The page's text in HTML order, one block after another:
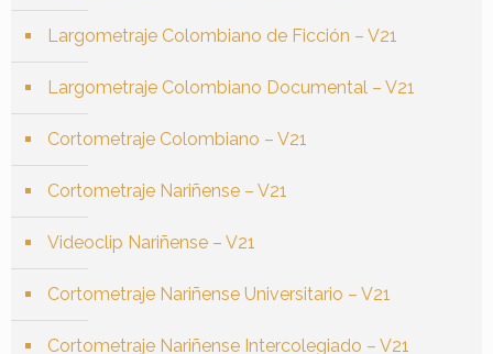
Largometraje Colombiano de Ficción – V21
Largometraje Colombiano Documental – V21
Cortometraje Colombiano – V21
Cortometraje Nariñense – V21
Videoclip Nariñense – V21
Cortometraje Nariñense Universitario – V21
Cortometraje Nariñense Intercolegiado – V21